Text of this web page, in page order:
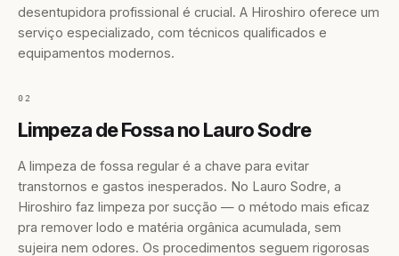
desentupidora profissional é crucial. A Hiroshiro oferece um
serviço especializado, com técnicos qualificados e
equipamentos modernos.
02
Limpeza de Fossa no Lauro Sodre
A limpeza de fossa regular é a chave para evitar
transtornos e gastos inesperados. No Lauro Sodre, a
Hiroshiro faz limpeza por sucção — o método mais eficaz
pra remover lodo e matéria orgânica acumulada, sem
sujeira nem odores. Os procedimentos seguem rigorosas